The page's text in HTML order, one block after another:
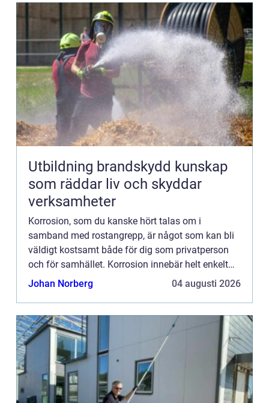
Utbildning brandskydd kunskap
som räddar liv och skyddar
verksamheter
Korrosion, som du kanske hört talas om i
samband med rostangrepp, är något som kan bli
väldigt kostsamt både för dig som privatperson
och för samhället. Korrosion innebär helt enkelt
att ett material, va...
Johan Norberg 04 augusti 2026